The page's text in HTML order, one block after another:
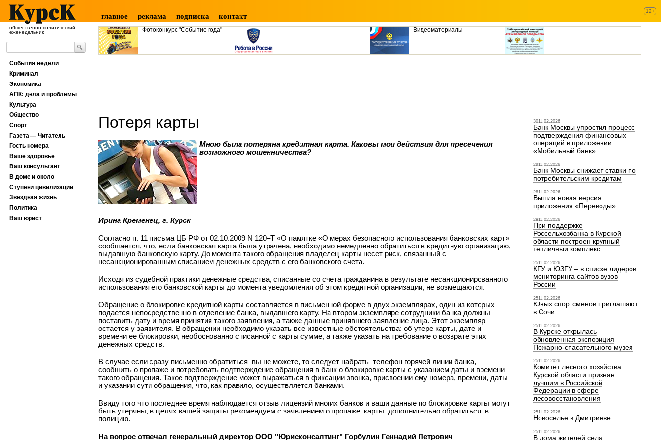
общественно-политический
еженедельник
главное реклама подписка контакт
12+
Фотоконкурс "Событие года" Видеоматериалы
Потеря карты
Мною была потеряна кредитная карта. Каковы мои действия для пресечения
возможного мошенничества?
Ирина Кременец, г. Курск
Согласно п. 11 письма ЦБ РФ от 02.10.2009 N 120–Т «О памятке «О мерах безопасного использования банковских карт»
сообщается, что, если банковская карта была утрачена, необходимо немедленно обратиться в кредитную организацию,
выдавшую банковскую карту. До момента такого обращения владелец карты несет риск, связанный с
несанкционированным списанием денежных средств с его банковского счета.
Исходя из судебной практики денежные средства, списанные со счета гражданина в результате несанкционированного
использования его банковской карты до момента уведомления об этом кредитной организации, не возмещаются.
Обращение о блокировке кредитной карты составляется в письменной форме в двух экземплярах, один из которых
подается непосредственно в отделение банка, выдавшего карту. На втором экземпляре сотрудники банка должны
поставить дату и время принятия такого заявления, а также данные принявшего заявление лица. Этот экземпляр
остается у заявителя. В обращении необходимо указать все известные обстоятельства: об утере карты, дате и
времени ее блокировки, необоснованно списанной с карты сумме, а также указать на требование о возврате этих
денежных средств.
В случае если сразу письменно обратиться вы не можете, то следует набрать телефон горячей линии банка,
сообщить о пропаже и потребовать подтверждение обращения в банк о блокировке карты с указанием даты и времени
такого обращения. Такое подтверждение может выражаться в фиксации звонка, присвоении ему номера, времени, даты
и указании сути обращения, что, как правило, осуществляется банками.
Ввиду того что последнее время наблюдается отзыв лицензий многих банков и ваши данные по блокировке карты могут
быть утеряны, в целях вашей защиты рекомендуем с заявлением о пропаже карты дополнительно обратиться в
полицию.
На вопрос отвечал генеральный директор ООО "Юрисконсалтинг" Горбулин Геннадий Петрович
3011.02.2026
Банк Москвы упростил процесс
подтверждения финансовых
операций в приложении
«Мобильный банк»
2911.02.2026
Банк Москвы снижает ставки по
потребительским кредитам
2811.02.2026
Вышла новая версия
приложения «Переводы»
2811.02.2026
При поддержке
Россельхозбанка в Курской
области построен крупный
тепличный комплекс
2511.02.2026
КГУ и ЮЗГУ – в списке лидеров
мониторинга сайтов вузов
России
2511.02.2026
Юных спортсменов приглашают
в Сочи
2511.02.2026
В Курске открылась
обновленная экспозиция
Пожарно-спасательного музея
2511.02.2026
Комитет лесного хозяйства
Курской области признан
лучшим в Российской
Федерации в сфере
лесовосстановления
2511.02.2026
Новоселье в Дмитриеве
2511.02.2026
В дома жителей села
События недели
Криминал
Экономика
АПК: дела и проблемы
Культура
Общество
Спорт
Газета — Читатель
Гость номера
Ваше здоровье
Ваш консультант
В доме и около
Ступени цивилизации
Звёздная жизнь
Политика
Ваш юрист